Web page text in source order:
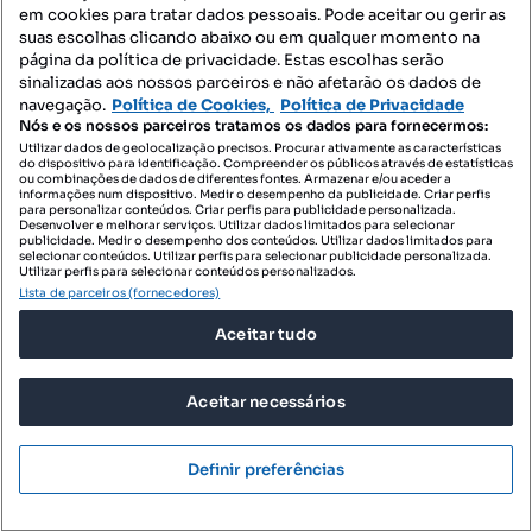
Engel & Völkers Comporta
Profissional
85 000 €0,58 €/m²
Herdade de Montado -Grândola
Azinheira dos Barros e São Mamede do Sádão, Grândola, Setúbal
em cookies para tratar dados pessoais. Pode aceitar ou gerir as
suas escolhas clicando abaixo ou em qualquer momento na
página da política de privacidade. Estas escolhas serão
sinalizadas aos nossos parceiros e não afetarão os dados de
navegação. Política de Cookies, Política de Privacidade
Nós e os nossos parceiros tratamos os dados para fornecermos:
Utilizar dados de geolocalização precisos. Procurar ativamente as características
do dispositivo para identificação. Compreender os públicos através de estatísticas
ou combinações de dados de diferentes fontes. Armazenar e/ou aceder a
informações num dispositivo. Medir o desempenho da publicidade. Criar perfis
para personalizar conteúdos. Criar perfis para publicidade personalizada.
Desenvolver e melhorar serviços. Utilizar dados limitados para selecionar
publicidade. Medir o desempenho dos conteúdos. Utilizar dados limitados para
selecionar conteúdos. Utilizar perfis para selecionar publicidade personalizada.
Utilizar perfis para selecionar conteúdos personalizados.
Lista de parceiros (fornecedores)
Aceitar tudo
Aceitar necessários
Definir preferências